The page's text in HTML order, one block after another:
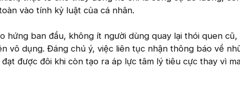
vào tính kỷ luật của cá nhân.
hứng ban đầu, không ít người dùng quay lại thói quen cũ,
vô dụng. Đáng chú ý, việc liên tục nhận thông báo về
được đôi khi còn tạo ra áp lực tâm lý tiêu cực thay vì